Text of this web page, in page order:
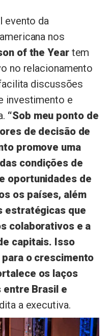
evento da
nos
of the Yeartem
no relacionamento
discussões
investimento e
“Sob meu ponto de
de decisão de
promove uma
condições de
oportunidades de
os países, além
estratégicas que
colaborativos e a
capitais. Isso
o crescimento
os laços
Brasil e
a executiva.